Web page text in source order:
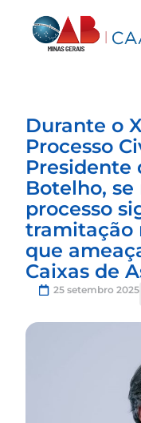
Durante o
Processo
Presidente
Botelho,
processo
tramitação
que
Caixas de
25 setembro 2025